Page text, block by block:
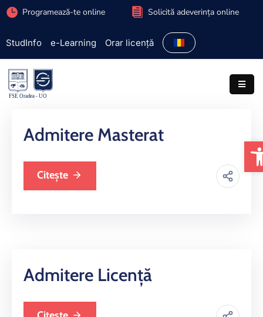
Programează-te online Solicită adeverința online
StudInfo e-Learning Orar licență
Admitere
Cercetare
proiecte
Admitere Masterat
Citește
Admitere Licență